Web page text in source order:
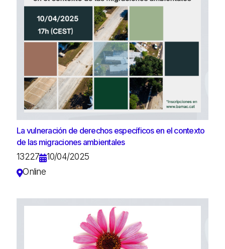
La vulneración de derechos específicos en el contexto
de las migraciones ambientales
13227
10/04/2025
Online